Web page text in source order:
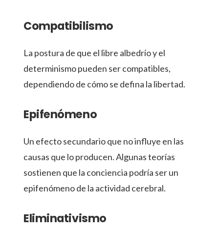
Compatibilismo
La postura de que el libre albedrío y el
determinismo pueden ser compatibles,
dependiendo de cómo se defina la libertad.
Epifenómeno
Un efecto secundario que no influye en las
causas que lo producen. Algunas teorías
sostienen que la conciencia podría ser un
epifenómeno de la actividad cerebral.
Eliminativismo